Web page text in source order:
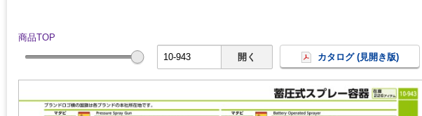
商品TOP
開く
カタログ (見開き版)